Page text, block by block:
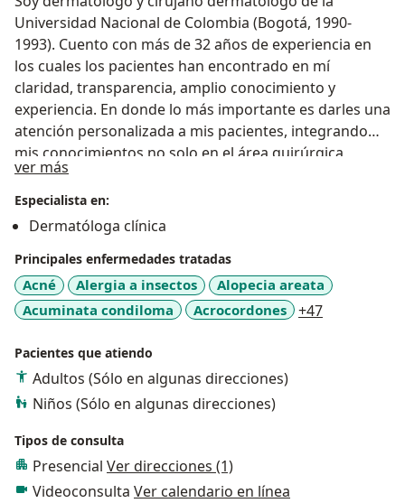
Universidad Nacional de Colombia (Bogotá, 1990-
1993). Cuento con más de 32 años de experiencia en
los cuales los pacientes han encontrado en mí
claridad, transparencia, amplio conocimiento y
experiencia. En donde lo más importante es darles una
atención personalizada a mis pacientes, integrando
mis conocimientos no solo en el área quirúrgica
dermatológica sino también en tratamiento de
enfermedades de transmisión sexual (Antigua Unidad
Antivenérea D.C y Centro Latinoamericano de
Enfermedades de Transmisión Sexual CLETS de San
Juán de Puerto Rico)
ver más
Especialista en:
Dermatóloga clínica
Principales enfermedades tratadas
Acné Alergia a insectos
Alopecia areata
Acuminata condiloma
Acrocordones +47
Pacientes que atiendo
Adultos (Sólo en algunas direcciones)
Niños (Sólo en algunas direcciones)
Tipos de consulta
Presencial Ver direcciones (1)
Videoconsulta Ver calendario en línea